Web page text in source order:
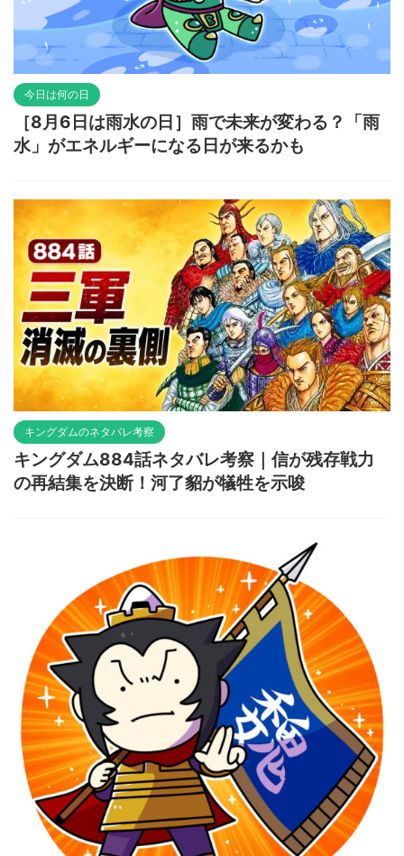
今日は何の日
［8月6日は雨水の日］雨で未来が変わる？「雨
水」がエネルギーになる日が来るかも
キングダムのネタバレ考察
キングダム884話ネタバレ考察｜信が残存戦力
の再結集を決断！河了貂が犠牲を示唆